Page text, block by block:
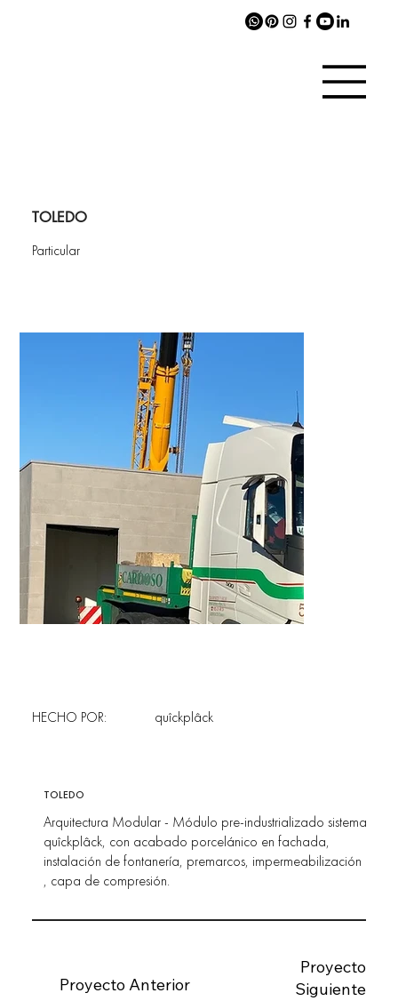
TOLEDO
Particular
Proyecto
Siguiente
Proyecto Anterior
quîckplâck
HECHO POR:
TOLEDO
Arquitectura Modular - Módulo pre-industrializado sistema
quîckplâck, con acabado porcelánico en fachada,
instalación de fontanería, premarcos, impermeabilización
, capa de compresión.